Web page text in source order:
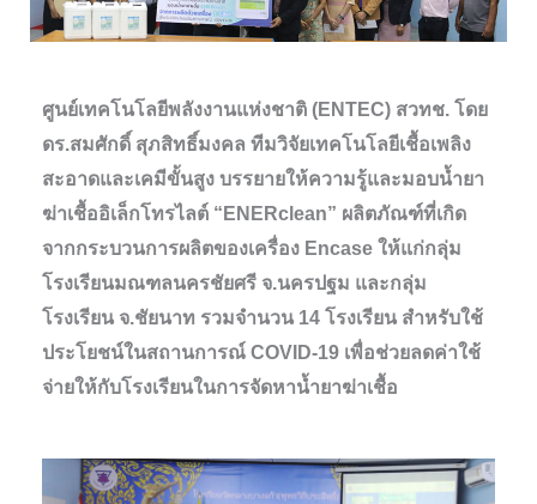
ศูนย์เทคโนโลยีพลังงานแห่งชาติ (ENTEC) สวทช. โดย
ดร.สมศักดิ์ สุภสิทธิ์มงคล ทีมวิจัยเทคโนโลยีเชื้อเพลิง
สะอาดและเคมีขั้นสูง บรรยายให้ความรู้และมอบน้ำยา
ฆ่าเชื้ออิเล็กโทรไลต์ “ENERclean” ผลิตภัณฑ์ที่เกิด
จากกระบวนการผลิตของเครื่อง Encase ให้แก่กลุ่ม
โรงเรียนมณฑลนครชัยศรี จ.นครปฐม และกลุ่ม
โรงเรียน จ.ชัยนาท รวมจำนวน 14 โรงเรียน สำหรับใช้
ประโยชน์ในสถานการณ์ COVID-19 เพื่อช่วยลดค่าใช้
จ่ายให้กับโรงเรียนในการจัดหาน้ำยาฆ่าเชื้อ